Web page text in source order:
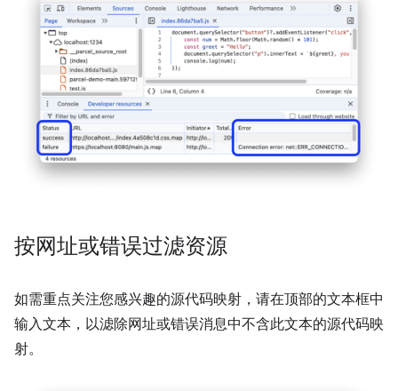
按网址或错误过滤资源
如需重点关注您感兴趣的源代码映射，请在顶部的文本框中
输入文本，以滤除网址或错误消息中不含此文本的源代码映
射。